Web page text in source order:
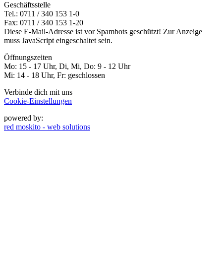
Geschäftsstelle
Tel.: 0711 / 340 153 1-0
Fax: 0711 / 340 153 1-20
Diese E-Mail-Adresse ist vor Spambots geschützt! Zur Anzeige
muss JavaScript eingeschaltet sein.
Öffnungszeiten
Mo: 15 - 17 Uhr, Di, Mi, Do: 9 - 12 Uhr
Mi: 14 - 18 Uhr, Fr: geschlossen
Verbinde dich mit uns
Cookie-Einstellungen
powered by:
red moskito - web solutions